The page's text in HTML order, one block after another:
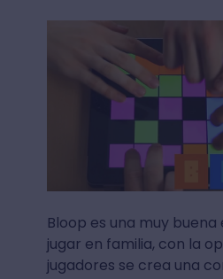
Bloop es una muy
jugar en familia, con la
jugadores se crea una